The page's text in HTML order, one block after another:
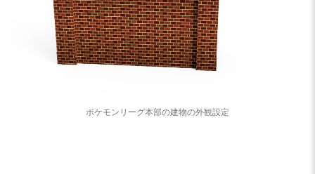
ポケモンリーグ本部の建物の外観設定